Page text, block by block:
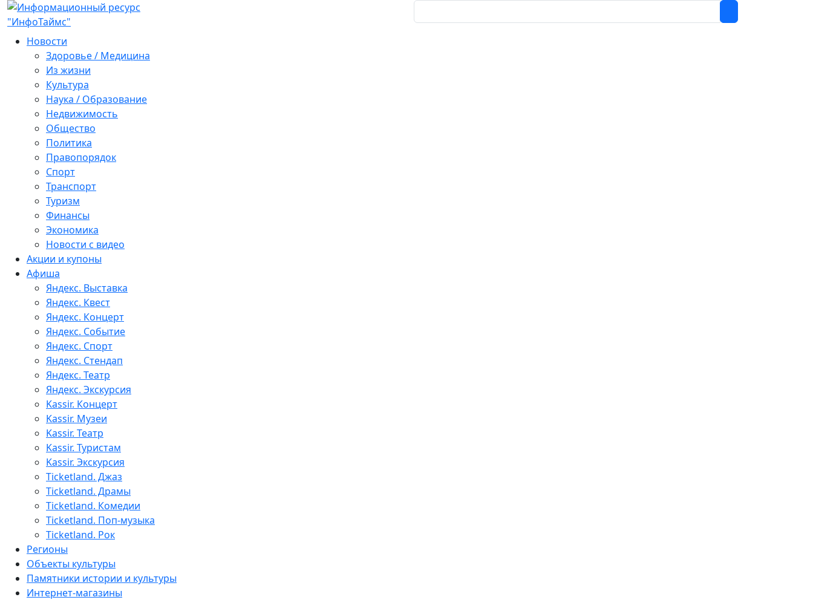
Новости
Здоровье / Медицина
Из жизни
Культура
Наука / Образование
Недвижимость
Общество
Политика
Правопорядок
Спорт
Транспорт
Туризм
Финансы
Экономика
Новости с видео
Акции и купоны
Афиша
Яндекс. Выставка
Яндекс. Квест
Яндекс. Концерт
Яндекс. Событие
Яндекс. Спорт
Яндекс. Стендап
Яндекс. Театр
Яндекс. Экскурсия
Kassir. Концерт
Kassir. Музеи
Kassir. Театр
Kassir. Туристам
Kassir. Экскурсия
Ticketland. Джаз
Ticketland. Драмы
Ticketland. Комедии
Ticketland. Поп-музыка
Ticketland. Рок
Регионы
Объекты культуры
Памятники истории и культуры
Интернет-магазины